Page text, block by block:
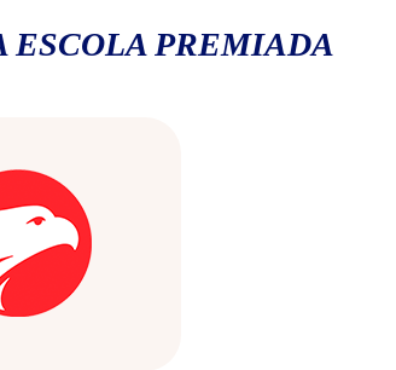
ESCOLA PREMIADA